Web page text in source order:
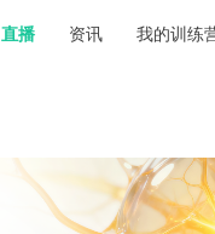
直播 资讯 我的训练